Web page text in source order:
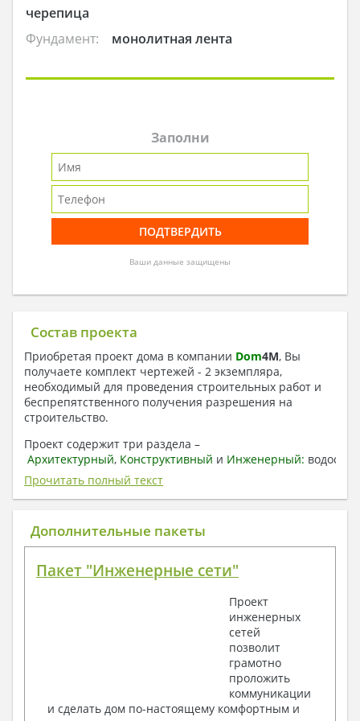
черепица
Фундамент:
монолитная лента
Заполни
Ваши данные защищены
Состав проекта
Приобретая проект дома в компании Dom4M, Вы
получаете комплект чертежей - 2 экземпляра,
необходимый для проведения строительных работ и
беспрепятственного получения разрешения на
строительство.
Проект содержит три раздела –
Архитектурный, Конструктивный и Инженерный:
отопление, вентиляция, канализация,
электроснабжение (приобретается за дополнительную
плату) + Пояснительная записка.
1. Архитектурный раздел:
План координационных осей
Поэтажные маркировочные планы с
Разрезы и состав конструкций
Фасады с ведомостью внешних отделок
Элементы проемов – спецификация
Ведомость перемычек – сечения и
спецификация
Прочитать полный текст
Дополнительные пакеты
Пакет "Инженерные сети"
Проект
инженерных
сетей
позволит
грамотно
проложить
коммуникации
и сделать дом по-настоящему комфортным и